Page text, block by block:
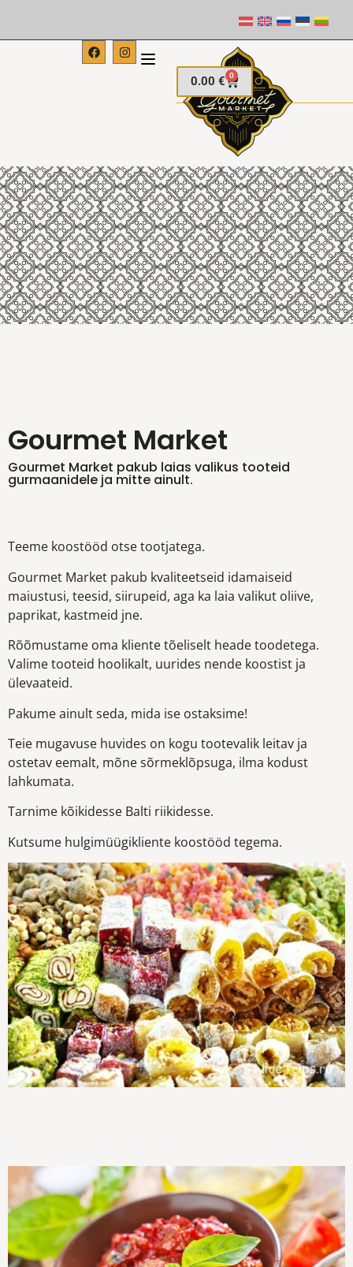
0.00 € 0
Gourmet Market
Gourmet Market pakub laias valikus tooteid
gurmaanidele ja mitte ainult.
Teeme koostööd otse tootjatega.
Gourmet Market pakub kvaliteetseid idamaiseid
maiustusi, teesid, siirupeid, aga ka laia valikut oliive,
paprikat, kastmeid jne.
Rõõmustame oma kliente tõeliselt heade toodetega.
Valime tooteid hoolikalt, uurides nende koostist ja
ülevaateid.
Pakume ainult seda, mida ise ostaksime!
Teie mugavuse huvides on kogu tootevalik leitav ja
ostetav eemalt, mõne sõrmeklõpsuga, ilma kodust
lahkumata.
Tarnime kõikidesse Balti riikidesse.
Kutsume hulgimüügikliente koostööd tegema.